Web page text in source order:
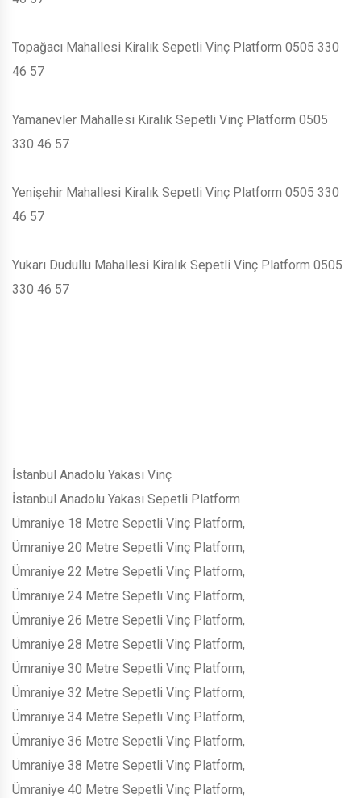
Topağacı Mahallesi Kiralık Sepetli Vinç Platform 0505 330
46 57
Yamanevler Mahallesi Kiralık Sepetli Vinç Platform 0505
330 46 57
Yenişehir Mahallesi Kiralık Sepetli Vinç Platform 0505 330
46 57
Yukarı Dudullu Mahallesi Kiralık Sepetli Vinç Platform 0505
330 46 57
İstanbul Anadolu Yakası Vinç
İstanbul Anadolu Yakası Sepetli Platform
Ümraniye 18 Metre Sepetli Vinç Platform,
Ümraniye 20 Metre Sepetli Vinç Platform,
Ümraniye 22 Metre Sepetli Vinç Platform,
Ümraniye 24 Metre Sepetli Vinç Platform,
Ümraniye 26 Metre Sepetli Vinç Platform,
Ümraniye 28 Metre Sepetli Vinç Platform,
Ümraniye 30 Metre Sepetli Vinç Platform,
Ümraniye 32 Metre Sepetli Vinç Platform,
Ümraniye 34 Metre Sepetli Vinç Platform,
Ümraniye 36 Metre Sepetli Vinç Platform,
Ümraniye 38 Metre Sepetli Vinç Platform,
Ümraniye 40 Metre Sepetli Vinç Platform,